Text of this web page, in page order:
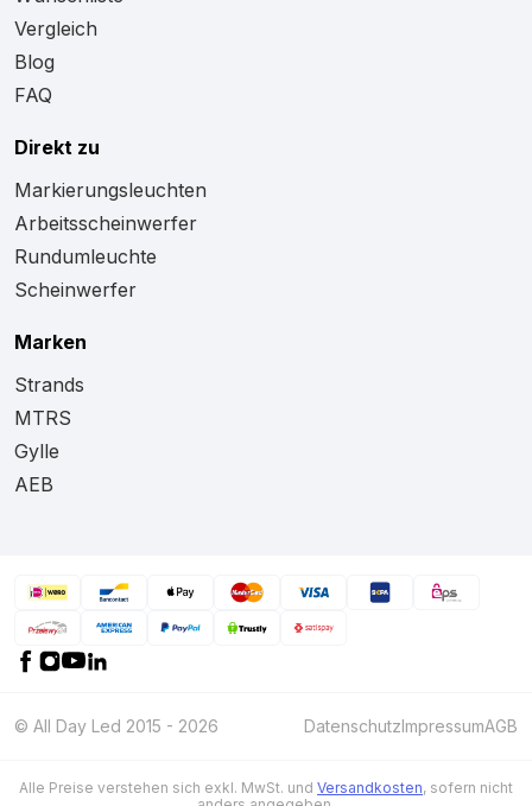
Vergleich
Blog
FAQ
Direkt zu
Markierungsleuchten
Arbeitsscheinwerfer
Rundumleuchte
Scheinwerfer
Marken
Strands
MTRS
Gylle
AEB
© All Day Led 2015 - 2026 DatenschutzImpressumAGB
Alle Preise verstehen sich exkl. MwSt. und Versandkosten, sofern nicht